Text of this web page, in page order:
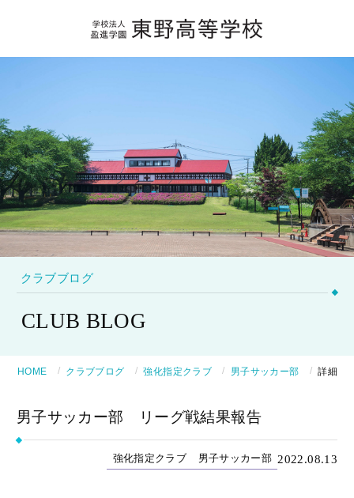
クラブブログ
CLUB BLOG
HOME クラブブログ 強化指定クラブ 男子サッカー部 詳細
男子サッカー部 リーグ戦結果報告
強化指定クラブ 男子サッカー部 2022.08.13